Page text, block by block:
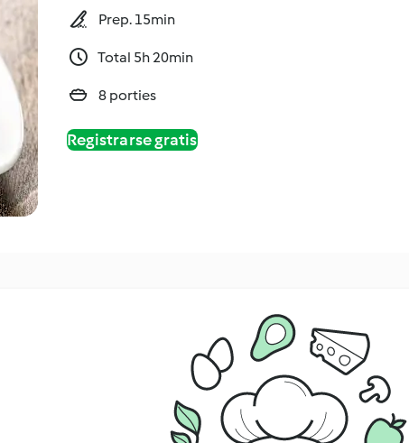
Prep. 15min
Total 5h 20min
8 porties
Registrarse gratis